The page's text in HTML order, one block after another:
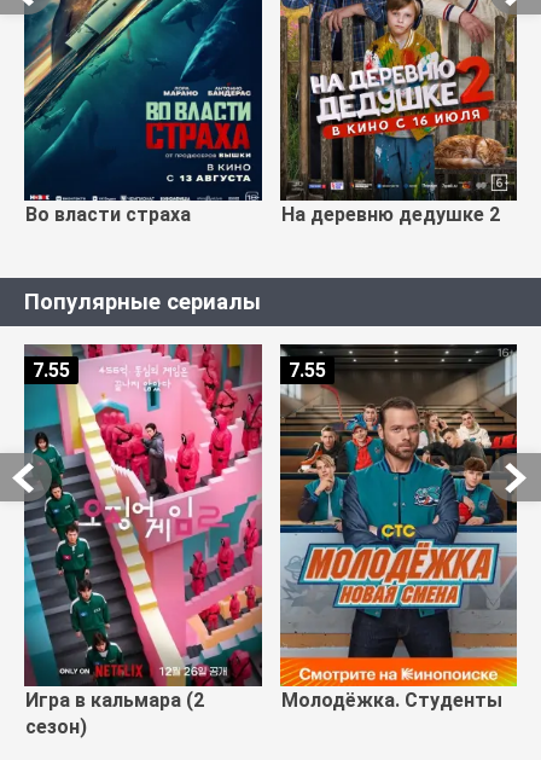
Во власти страха На деревню дедушке 2
Популярные сериалы
Игра в кальмара (2
сезон)
7.55
Молодёжка. Студенты
7.55